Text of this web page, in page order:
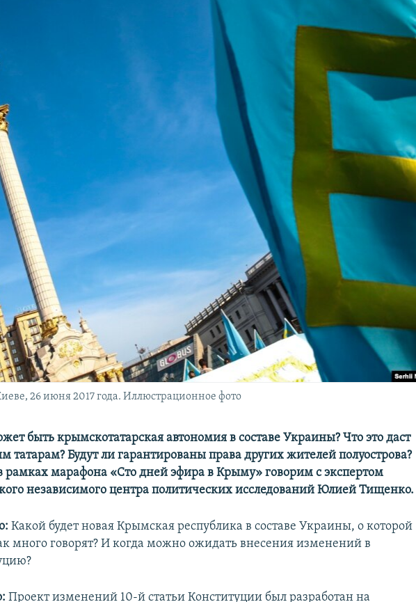
26 июня 2017 года. Иллюстрационное фото
быть крымскотатарская автономия в составе Украины? Что это даст
татарам? Будут ли гарантированы права других жителей полуострова?
рамках марафона «Сто дней эфира в Крыму» говорим с экспертом
независимого центра политических исследований Юлией Тищенко.
Какой будет новая Крымская республика в составе Украины, о которой
много говорят? И когда можно ожидать внесения изменений в
Проект изменений 10-й статьи Конституции был разработан на